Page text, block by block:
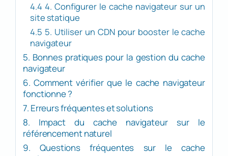
4.4 4. Configurer le cache navigateur sur un
site statique
4.5 5. Utiliser un CDN pour booster le cache
navigateur
5. Bonnes pratiques pour la gestion du cache
navigateur
6. Comment vérifier que le cache navigateur
fonctionne ?
7. Erreurs fréquentes et solutions
8. Impact du cache navigateur sur le
référencement naturel
9. Questions fréquentes sur le cache